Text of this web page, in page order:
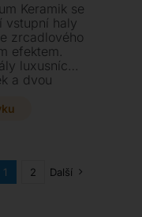
Keramik se
vstupní haly
zrcadlového
efektem.
luxusních
a dvou
interiérem.
1 2 Další